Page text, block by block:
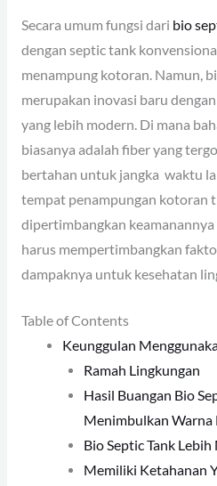
Secara umum fungsi dari bio
dengan septic tank
menampung kotoran. Namun,
merupakan inovasi baru
yang lebih modern. Di mana
biasanya adalah fiber yang
bertahan untuk jangka waktu
tempat penampungan kotoran
dipertimbangkan keamanannya
harus mempertimbangkan
dampaknya untuk kesehatan
Table of Contents
Keunggulan
Ramah Lingkungan
Hasil Buangan Bio
Menimbulkan Warna
Bio Septic Tank
Memiliki Ketahanan